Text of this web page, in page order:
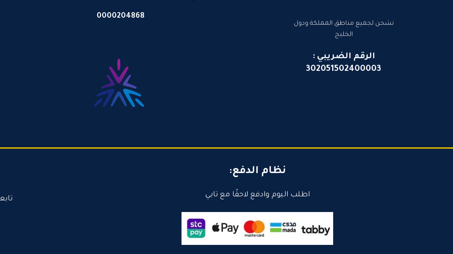
نشحن لجميع مناطق المملكة ودول
الخليج
الرقم الضريبي :
302051502400003
0000204868
نظام الدفع:
اطلب اليوم وادفع لاحقًا مع تابي